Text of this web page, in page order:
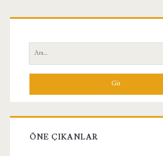
Birincil
Yan
Menü
Ara:
ÖNE ÇIKANLAR